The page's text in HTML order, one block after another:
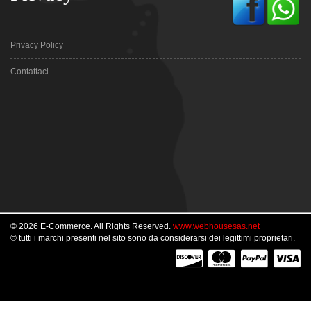
Privacy Policy
Contattaci
© 2026 E-Commerce. All Rights Reserved. www.webhousesas.net
© tutti i marchi presenti nel sito sono da considerarsi dei legittimi proprietari.